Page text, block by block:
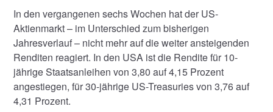
In den vergangenen sechs Wochen hat der US-
Aktienmarkt – im Unterschied zum bisherigen
Jahresverlauf – nicht mehr auf die weiter ansteigenden
Renditen reagiert. In den USA ist die Rendite für 10-
jährige Staatsanleihen von 3,80 auf 4,15 Prozent
angestiegen, für 30-jährige US-Treasuries von 3,76 auf
4,31 Prozent.